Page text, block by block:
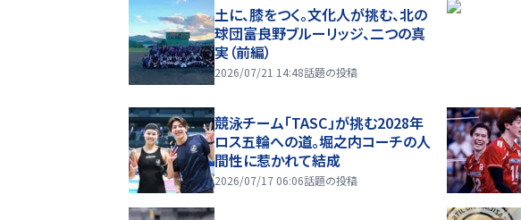
土に、膝をつく。文化人が挑む、北の
球団――富良野ブルーリッジ、二つの真
実（前編）
2026/07/21 14:48話題の投稿
競泳チーム「TASC」が挑む2028年
ロス五輪への道。堀之内コーチの人
間性に惹かれて結成
2026/07/17 06:06話題の投稿